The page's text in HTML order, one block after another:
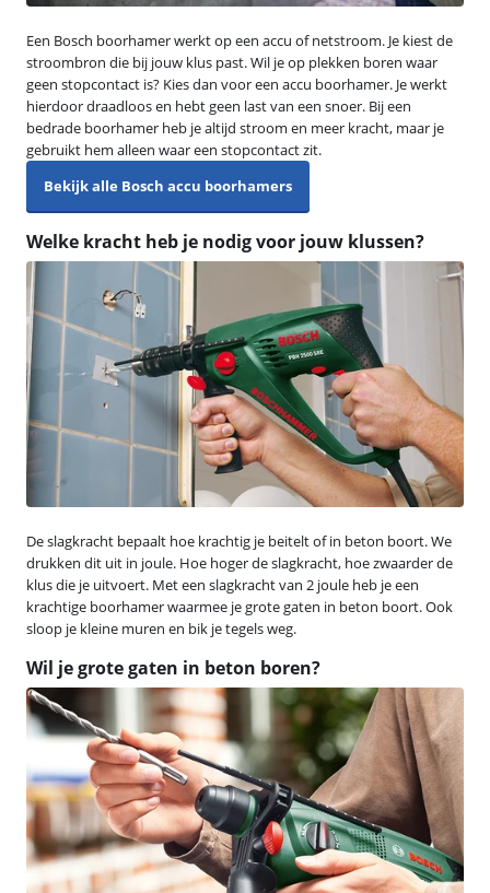
Een Bosch boorhamer werkt op een accu of netstroom. Je kiest de
stroombron die bij jouw klus past. Wil je op plekken boren waar
geen stopcontact is? Kies dan voor een accu boorhamer. Je werkt
hierdoor draadloos en hebt geen last van een snoer. Bij een
bedrade boorhamer heb je altijd stroom en meer kracht, maar je
gebruikt hem alleen waar een stopcontact zit.
Bekijk alle Bosch accu boorhamers
Welke kracht heb je nodig voor jouw klussen?
De slagkracht bepaalt hoe krachtig je beitelt of in beton boort. We
drukken dit uit in joule. Hoe hoger de slagkracht, hoe zwaarder de
klus die je uitvoert. Met een slagkracht van 2 joule heb je een
krachtige boorhamer waarmee je grote gaten in beton boort. Ook
sloop je kleine muren en bik je tegels weg.
Wil je grote gaten in beton boren?